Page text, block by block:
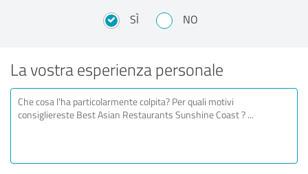
SÌ NO
La vostra esperienza personale